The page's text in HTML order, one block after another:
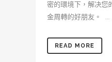
密的環境下，解决您
金周轉的好朋友。 ...
READ MORE